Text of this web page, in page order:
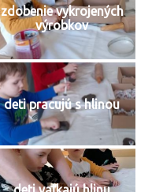
zdobenie vykrojených
výrobkov
deti pracujú s hlinou